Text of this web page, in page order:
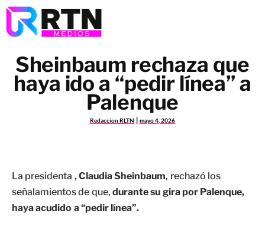
Sheinbaum rechaza que
haya ido a “pedir línea” a
Palenque
Redaccion RLTN mayo 4, 2026
La presidenta , Claudia Sheinbaum, rechazó los
señalamientos de que, durante su gira por Palenque,
haya acudido a “pedir línea”.